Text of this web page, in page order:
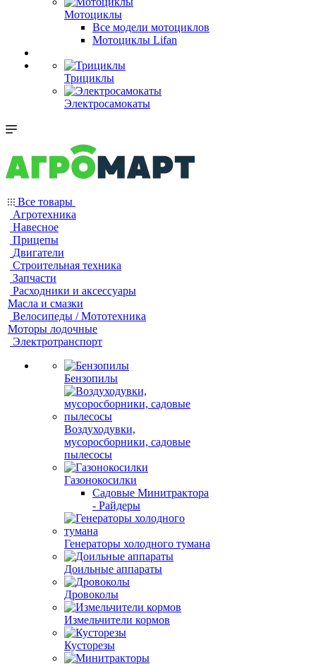
Мотоциклы
Все модели мотоциклов
Мотоциклы Lifan
Трициклы
Электросамокаты
Все товары
Агротехника
Навесное
Прицепы
Двигатели
Строительная техника
Запчасти
Расходники и аксессуары
Масла и смазки
Велосипеды / Мототехника
Моторы лодочные
Электротранспорт
Бензопилы
Воздуходувки,
мусоросборники, cадовые
пылесосы
Газонокосилки
Садовые Минитрактора
- Райдеры
Генераторы холодного тумана
Доильные аппараты
Дровоколы
Измельчители кормов
Кусторезы